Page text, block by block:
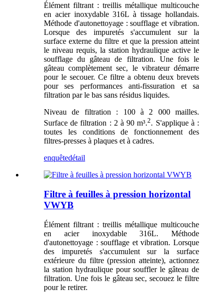
Élément filtrant : treillis métallique multicouche
en acier inoxydable 316L à tissage hollandais.
Méthode d'autonettoyage : soufflage et vibration.
Lorsque des impuretés s'accumulent sur la
surface externe du filtre et que la pression atteint
le niveau requis, la station hydraulique active le
soufflage du gâteau de filtration. Une fois le
gâteau complètement sec, le vibrateur démarre
pour le secouer. Ce filtre a obtenu deux brevets
pour ses performances anti-fissuration et sa
filtration par le bas sans résidus liquides.
Niveau de filtration : 100 à 2 000 mailles.
Surface de filtration : 2 à 90 m³.2. S'applique à :
toutes les conditions de fonctionnement des
filtres-presses à plaques et à cadres.
enquêtedétail
Filtre à feuilles à pression horizontal
VWYB
Élément filtrant : treillis métallique multicouche
en acier inoxydable 316L. Méthode
d'autonettoyage : soufflage et vibration. Lorsque
des impuretés s'accumulent sur la surface
extérieure du filtre (pression atteinte), actionnez
la station hydraulique pour souffler le gâteau de
filtration. Une fois le gâteau sec, secouez le filtre
pour le retirer.